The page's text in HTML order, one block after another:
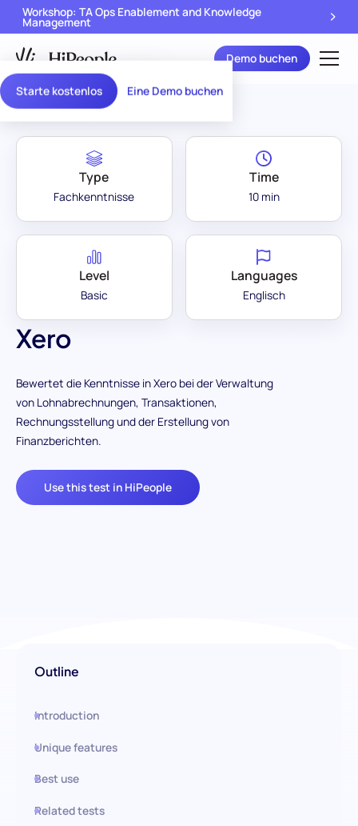
Starte kostenlos Eine Demo buchen
Workshop: TA Ops Enablement and Knowledge
Management
Demo buchen
Assessment Library
Xero
Bewertet die Kenntnisse in Xero bei der Verwaltung
von Lohnabrechnungen, Transaktionen,
Rechnungsstellung und der Erstellung von
Finanzberichten.
Use this test in HiPeople
Type
Fachkenntnisse
Time
10 min
Level
Basic
Languages
Englisch
Outline
Introduction
Unique features
Best use
Related tests